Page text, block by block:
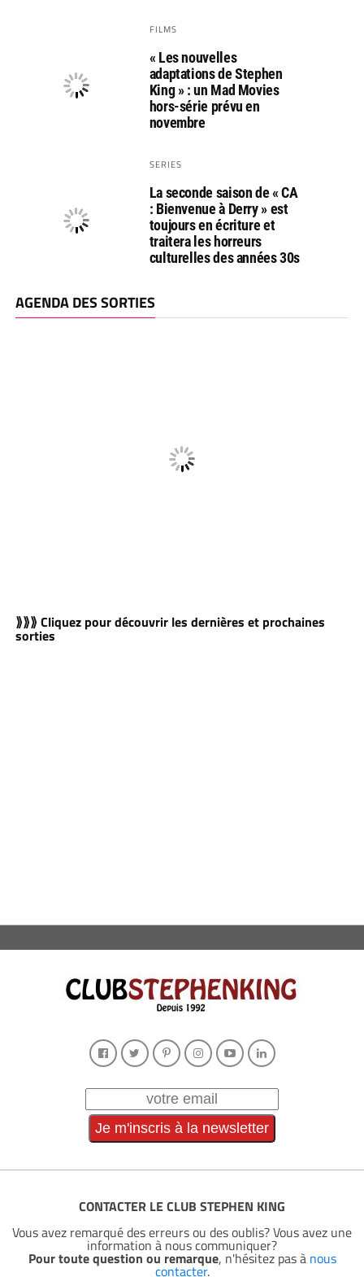
FILMS
« Les nouvelles
adaptations de Stephen
King » : un Mad Movies
hors-série prévu en
novembre
SERIES
La seconde saison de « CA
: Bienvenue à Derry » est
toujours en écriture et
traitera les horreurs
culturelles des années 30s
AGENDA DES SORTIES
⟫⟫⟫ Cliquez pour découvrir les dernières et prochaines
sorties
CONTACTER LE CLUB STEPHEN KING
Vous avez remarqué des erreurs ou des oublis? Vous avez une
information à nous communiquer?
Pour toute question ou remarque, n'hésitez pas à nous
contacter.